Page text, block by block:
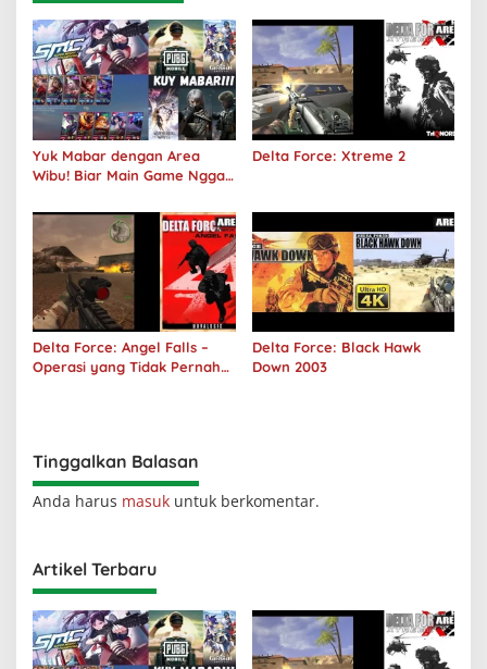
Yuk Mabar dengan Area
Wibu! Biar Main Game Nggak
Delta Force: Xtreme 2
Delta Force: Angel Falls –
Operasi yang Tidak Pernah
Delta Force: Black Hawk
Down 2003
Tinggalkan Balasan
Anda harus masuk untuk berkomentar.
Artikel Terbaru